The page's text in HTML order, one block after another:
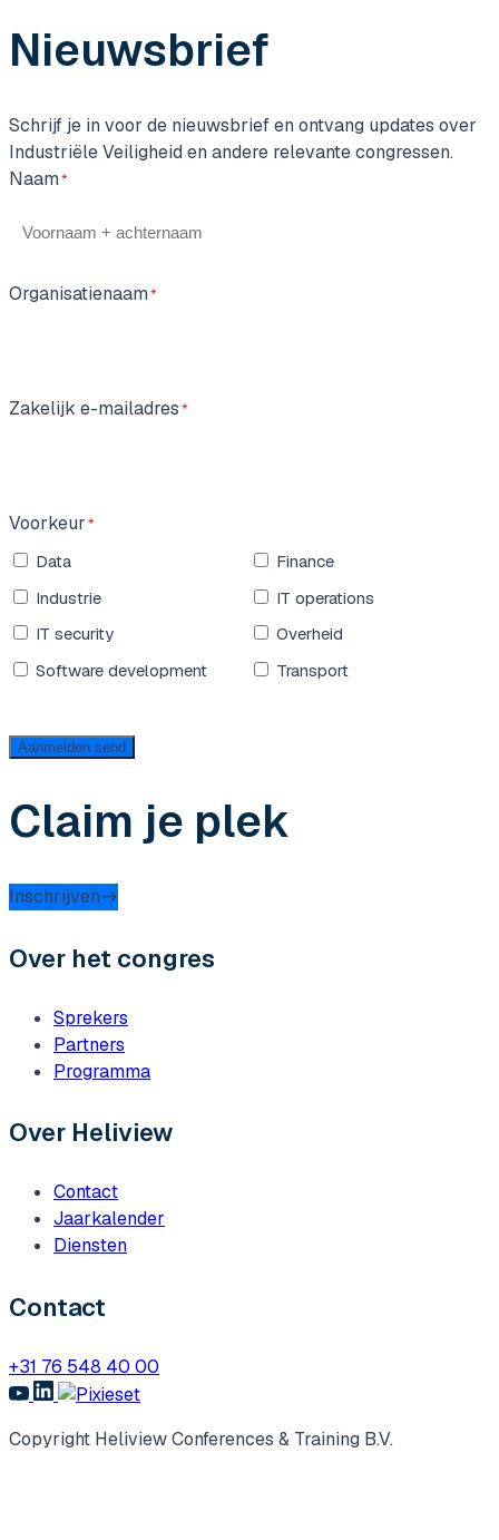
Nieuwsbrief
Schrijf je in voor de nieuwsbrief en ontvang updates over
Industriële Veiligheid en andere relevante congressen.
Naam
Organisatienaam
Zakelijk e-mailadres
Voorkeur
Data
Finance
Industrie
IT operations
IT security
Overheid
Software development
Transport
Aanmelden send
Claim je plek
Inschrijven
Over het congres
Sprekers
Partners
Programma
Over Heliview
Contact
Jaarkalender
Diensten
Contact
+31 76 548 40 00
Copyright Heliview Conferences & Training B.V.